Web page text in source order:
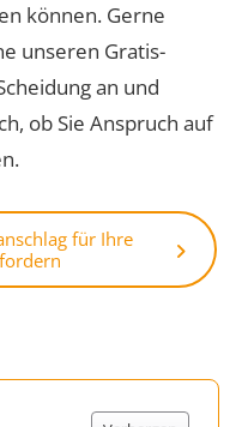
können. Gerne
unseren Gratis-
an und
ob Sie Anspruch auf
für Ihre